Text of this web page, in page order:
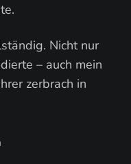
Nicht nur
– auch mein
zerbrach in